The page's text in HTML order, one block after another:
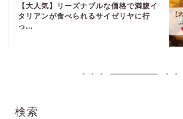
【大人気】リーズナブルな価格で満腹イ
タリアンが食べられるサイゼリヤに行
っ...
検索